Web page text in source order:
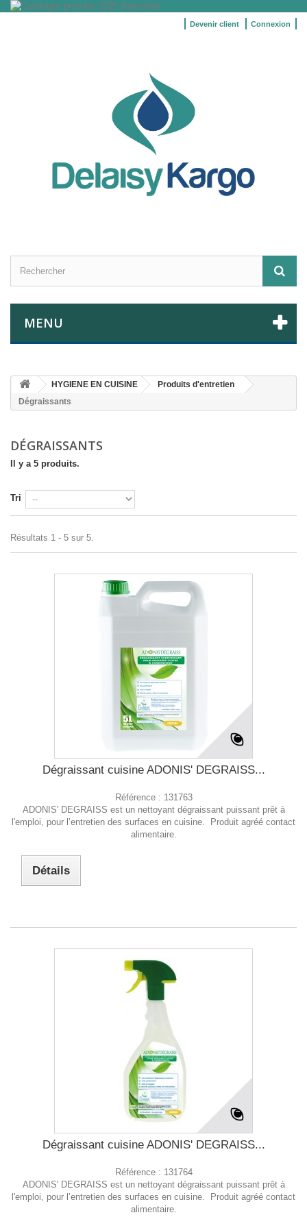
Connexion
Devenir client
MENU
HYGIENE EN CUISINE
Produits d'entretien
Dégraissants
DÉGRAISSANTS
Il y a 5 produits.
Tri
Résultats 1 - 5 sur 5.
Dégraissant cuisine ADONIS' DEGRAISS...
Référence : 131763
ADONIS' DEGRAISS est un nettoyant dégraissant puissant prêt à
l'emploi, pour l’entretien des surfaces en cuisine. Produit agréé contact
alimentaire.
Détails
Dégraissant cuisine ADONIS' DEGRAISS...
Référence : 131764
ADONIS' DEGRAISS est un nettoyant dégraissant puissant prêt à
l'emploi, pour l’entretien des surfaces en cuisine. Produit agréé contact
alimentaire.